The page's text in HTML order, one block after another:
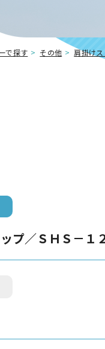
で探す その他 肩掛け
プ／ＳＨＳ－１